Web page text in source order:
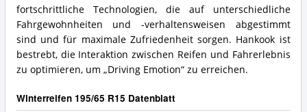
fortschrittliche Technologien, die auf unterschiedliche
Fahrgewohnheiten und -verhaltensweisen abgestimmt
sind und für maximale Zufriedenheit sorgen. Hankook ist
bestrebt, die Interaktion zwischen Reifen und Fahrerlebnis
zu optimieren, um „Driving Emotion“ zu erreichen.
Winterreifen 195/65 R15 Datenblatt